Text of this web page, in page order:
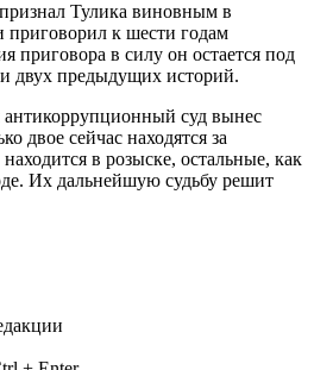
Тулика виновным в
приговорил к шести годам
приговора в силу он остается под
двух предыдущих историй.
антикоррупционный суд вынес
двое сейчас находятся за
в розыске, остальные, как
Их дальнейшую судьбу решит